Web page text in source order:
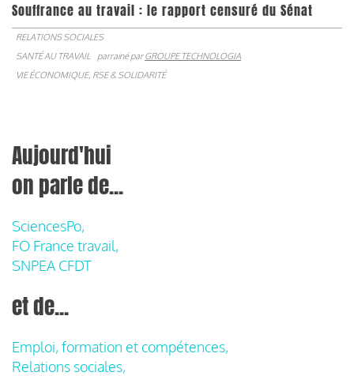
Souffrance au travail : le rapport censuré du Sénat
RELATIONS SOCIALES
SANTÉ AU TRAVAIL
parrainé parGROUPE TECHNOLOGIA
VIE ÉCONOMIQUE, RSE & SOLIDARITÉ
Aujourd'hui
on parle de...
SciencesPo,
FO France travail,
SNPEA CFDT
et de...
Emploi, formation et compétences,
Relations sociales,